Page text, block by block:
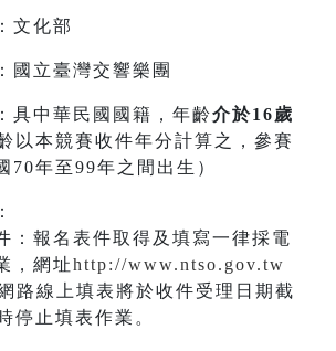
文化部
國立臺灣交響樂團
具中華民國國籍，年齡介於16歲
以本競賽收件年分計算之，參賽
70年至99年之間出生）
：報名表件取得及填寫一律採電
，網址http://www.ntso.gov.tw
線上填表將於收件受理日期截
停止填表作業。